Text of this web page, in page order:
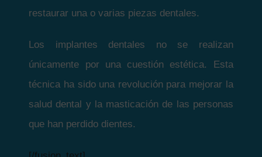
restaurar una o varias piezas dentales.
Los implantes dentales no se realizan
únicamente por una cuestión estética. Esta
técnica ha sido una revolución para mejorar la
salud dental y la masticación de las personas
que han perdido dientes.